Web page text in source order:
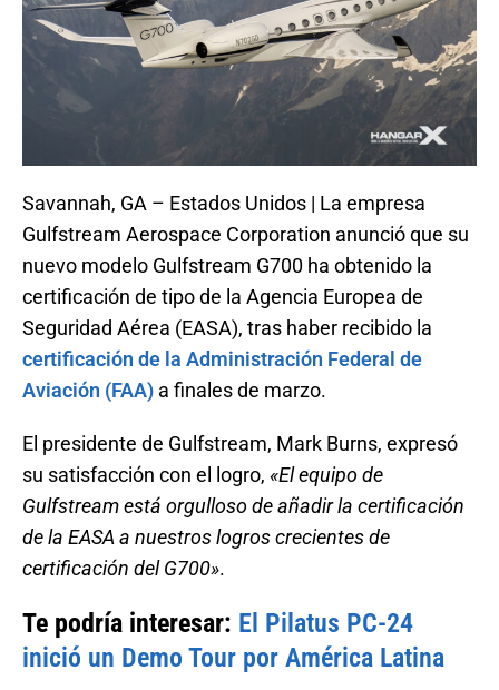
Savannah, GA – Estados Unidos | La empresa
Gulfstream Aerospace Corporation anunció que su
nuevo modelo Gulfstream G700 ha obtenido la
certificación de tipo de la Agencia Europea de
Seguridad Aérea (EASA), tras haber recibido la
certificación de la Administración Federal de
Aviación (FAA) a finales de marzo.
El presidente de Gulfstream, Mark Burns, expresó
su satisfacción con el logro, «El equipo de
Gulfstream está orgulloso de añadir la certificación
de la EASA a nuestros logros crecientes de
certificación del G700».
Te podría interesar: El Pilatus PC-24
inició un Demo Tour por América Latina